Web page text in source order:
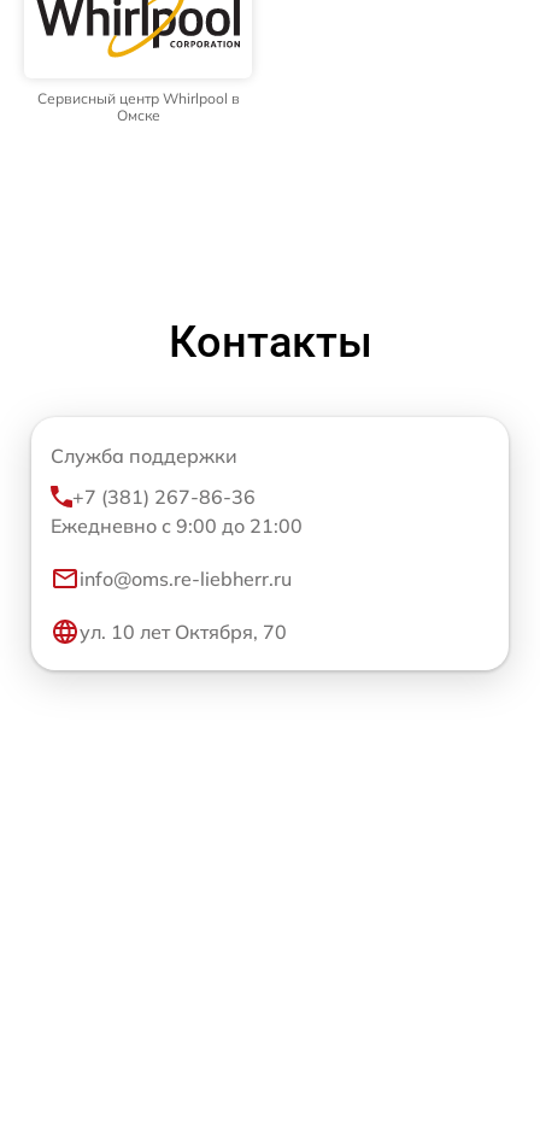
Сервисный центр Whirlpool в
Омске
Контакты
Служба поддержки
+7 (381) 267-86-36
Ежедневно с 9:00 до 21:00
info@oms.re-liebherr.ru
ул. 10 лет Октября, 70